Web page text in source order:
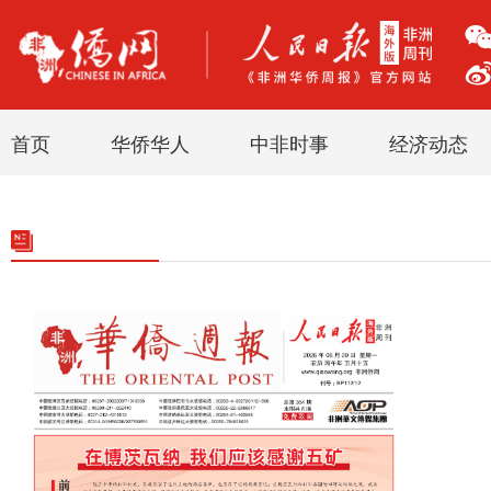
首页 华侨华人 中非时事 经济动态